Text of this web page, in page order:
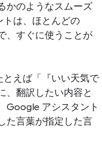
かのようなスムーズ
は、ほとんどの
、すぐに使うことが
えば「『いい天気で
、翻訳したい内容と
Google アシスタント
た言葉が指定した言